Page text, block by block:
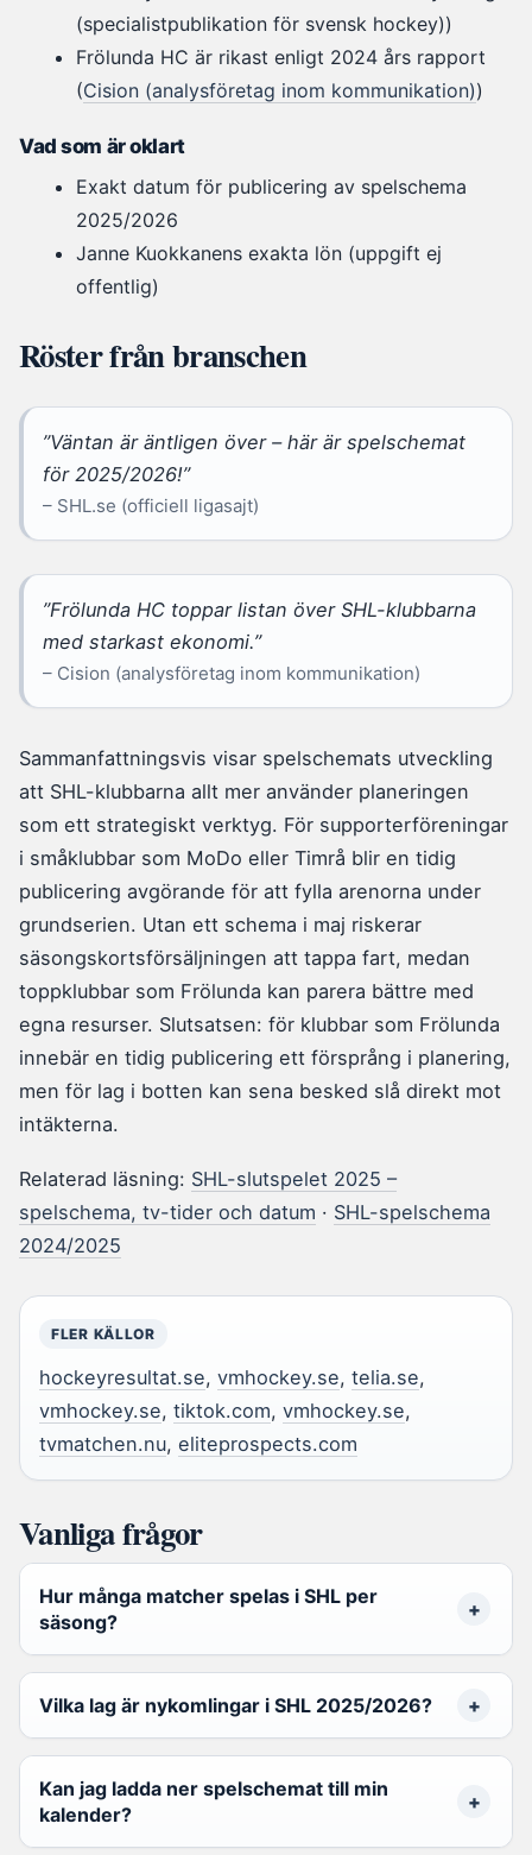
(specialistpublikation för svensk hockey))
Frölunda HC är rikast enligt 2024 års rapport
(Cision (analysföretag inom kommunikation))
Vad som är oklart
Exakt datum för publicering av spelschema
2025/2026
Janne Kuokkanens exakta lön (uppgift ej
offentlig)
Röster från branschen
”Väntan är äntligen över – här är spelschemat
för 2025/2026!”
– SHL.se (officiell ligasajt)
”Frölunda HC toppar listan över SHL-klubbarna
med starkast ekonomi.”
– Cision (analysföretag inom kommunikation)
Sammanfattningsvis visar spelschemats utveckling
att SHL-klubbarna allt mer använder planeringen
som ett strategiskt verktyg. För supporterföreningar
i småklubbar som MoDo eller Timrå blir en tidig
publicering avgörande för att fylla arenorna under
grundserien. Utan ett schema i maj riskerar
säsongskortsförsäljningen att tappa fart, medan
toppklubbar som Frölunda kan parera bättre med
egna resurser. Slutsatsen: för klubbar som Frölunda
innebär en tidig publicering ett försprång i planering,
men för lag i botten kan sena besked slå direkt mot
intäkterna.
Relaterad läsning: SHL-slutspelet 2025 –
spelschema, tv-tider och datum · SHL-spelschema
2024/2025
FLER KÄLLOR
hockeyresultat.se, vmhockey.se, telia.se,
vmhockey.se, tiktok.com, vmhockey.se,
tvmatchen.nu, eliteprospects.com
Vanliga frågor
Hur många matcher spelas i SHL per
säsong?
Vilka lag är nykomlingar i SHL 2025/2026?
Kan jag ladda ner spelschemat till min
kalender?